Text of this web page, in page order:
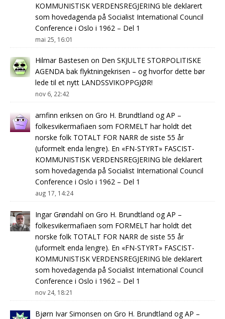
KOMMUNISTISK VERDENSREGJERING ble deklarert
som hovedagenda på Socialist International Council
Conference i Oslo i 1962 – Del 1
mai 25, 16:01
Hilmar Bastesen on Den SKJULTE STORPOLITISKE
AGENDA bak flyktningekrisen – og hvorfor dette bør
lede til et nytt LANDSSVIKOPPGJØR!
nov 6, 22:42
arnfinn eriksen on Gro H. Brundtland og AP –
folkesvikermafiaen som FORMELT har holdt det
norske folk TOTALT FOR NARR de siste 55 år
(uformelt enda lengre). En «FN-STYRT» FASCIST-
KOMMUNISTISK VERDENSREGJERING ble deklarert
som hovedagenda på Socialist International Council
Conference i Oslo i 1962 – Del 1
aug 17, 14:24
Ingar Grøndahl on Gro H. Brundtland og AP –
folkesvikermafiaen som FORMELT har holdt det
norske folk TOTALT FOR NARR de siste 55 år
(uformelt enda lengre). En «FN-STYRT» FASCIST-
KOMMUNISTISK VERDENSREGJERING ble deklarert
som hovedagenda på Socialist International Council
Conference i Oslo i 1962 – Del 1
nov 24, 18:21
Bjørn Ivar Simonsen on Gro H. Brundtland og AP –